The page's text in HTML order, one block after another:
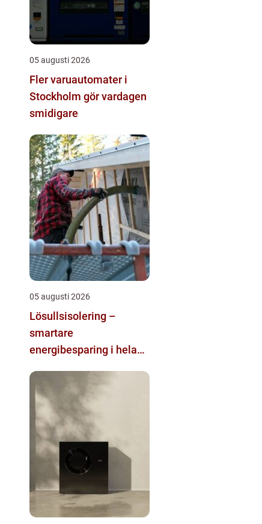
05 augusti 2026
Fler varuautomater i
Stockholm gör vardagen
smidigare
05 augusti 2026
Lösullsisolering –
smartare
energibesparing i hela